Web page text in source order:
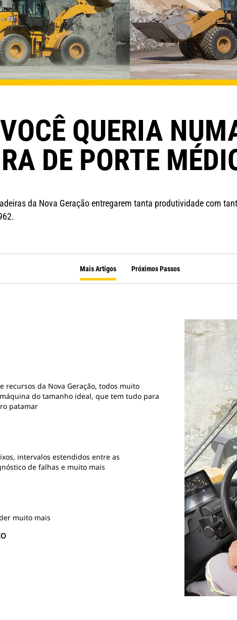
QUERIA
DE PORTE
da Nova Geração entregarem tanta produtividade com
Mais Artigos Próximos Passos
recursos da Nova Geração, todos muito
do tamanho ideal, que tem tudo para
patamar
intervalos estendidos entre as
de falhas e muito mais
muito mais